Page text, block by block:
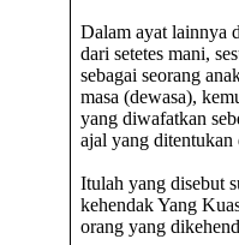
Dalam ayat lainnya
dari setetes mani,
sebagai seorang
masa (dewasa),
yang diwafatkan
ajal yang ditentukan
Itulah yang disebut
kehendak Yang
orang yang